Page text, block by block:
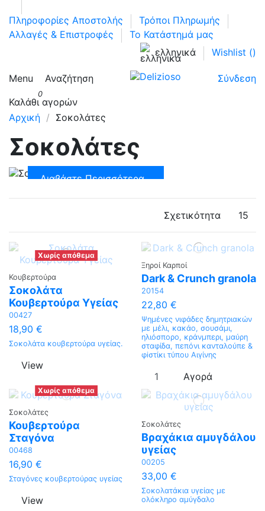
Πληροφορίες Αποστολής
Τρόποι Πληρωμής
Αλλαγές & Επιστροφές
Το Κατάστημά μας
ελληνικά
Wishlist ()
Menu Αναζήτηση Σύνδεση
0
Καλάθι αγορών
Αρχική
Σοκολάτες
Σοκολάτες
Διαβάστε Περισσότερα...
Σχετικότητα 15
Χωρίς απόθεμα
Κουβερτούρα
Σοκολάτα
Κουβερτούρα Υγείας
00427
18,90 €
Σοκολάτα κουβερτούρα υγείας.
View
Ξηροί Καρποί
Dark & Crunch granola
20154
22,80 €
Ψημένες νιφάδες δημητριακών
με μέλι, κακάο, σουσάμι,
ηλιόσπορο, κράνμπερι, μαύρη
σταφίδα, πεπόνι κανταλούπε &
φiστίκι τύπου Αιγίνης
Αγορά
Χωρίς απόθεμα
Σοκολάτες
Κουβερτούρα
Σταγόνα
00468
16,90 €
Σταγόνες κουβερτούρας υγείας
View
Σοκολάτες
Βραχάκια αμυγδάλου
υγείας
00205
33,00 €
Σοκολατάκια υγείας με
ολόκληρο αμύγδαλο